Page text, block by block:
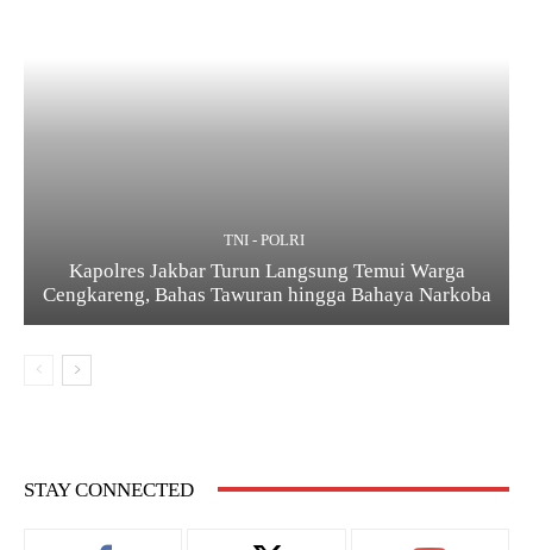
TNI - POLRI
Kapolres Jakbar Turun Langsung Temui Warga
Cengkareng, Bahas Tawuran hingga Bahaya Narkoba
STAY CONNECTED